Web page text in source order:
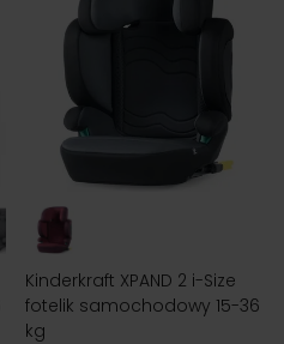
Kinderkraft XPAND 2 i-Size
fotelik samochodowy 15-36
kg